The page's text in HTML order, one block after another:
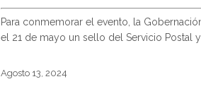
Para conmemorar el evento, la
el 21 de mayo un sello del Servicio Postal y
Agosto 13, 2024